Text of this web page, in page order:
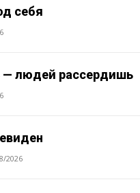
себя
людей рассердишь
2026